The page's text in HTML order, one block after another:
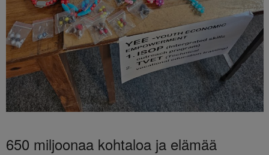
650 miljoonaa kohtaloa ja elämää